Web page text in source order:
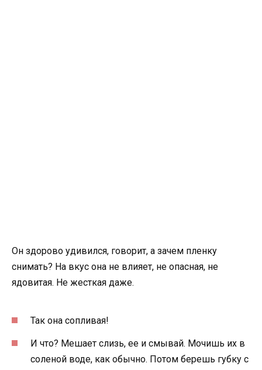
Он здорово удивился, говорит, а зачем пленку
снимать? На вкус она не влияет, не опасная, не
ядовитая. Не жесткая даже.
Так она сопливая!
И что? Мешает слизь, ее и смывай. Мочишь их в
соленой воде, как обычно. Потом берешь губку с